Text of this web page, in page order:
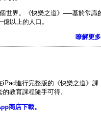
世界。《快樂之道》──基於常識
以上的人口。
瞭解更
iPad進行完整版的《快樂之道》課
教育課程隨手可得。
商店下載。